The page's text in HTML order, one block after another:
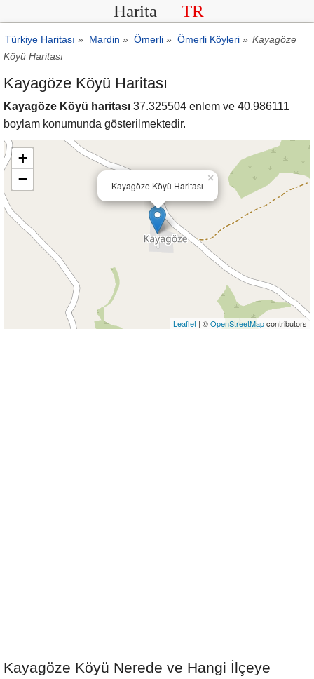
Harita TR
Türkiye Haritası » Mardin » Ömerli » Ömerli Köyleri » Kayagöze
Köyü Haritası
Kayagöze Köyü Haritası
Kayagöze Köyü haritası 37.325504 enlem ve 40.986111
boylam konumunda gösterilmektedir.
Kayagöze Köyü Haritası
×
+
−
Leaflet | ©OpenStreetMapcontributors
Kayagöze Köyü Nerede ve Hangi İlçeye